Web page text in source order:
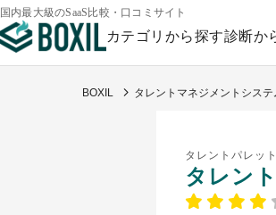
国内最大級のSaaS比較・口コミサイト
カテゴリから探す診断か
BOXIL タレントマネジメントシス
タレントパレット
タレン